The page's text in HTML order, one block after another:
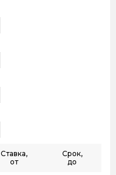
Ставка,
от
Срок,
до